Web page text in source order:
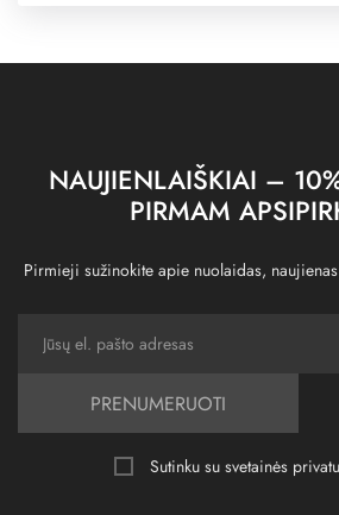
NAUJIENLAIŠKIAI –
PIRMAM
Pirmieji sužinokite apie nuolaidas,
PRENUMERUOTI
Sutinku su svetainės